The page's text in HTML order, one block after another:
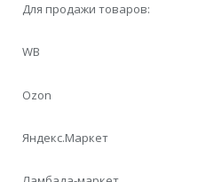
Для продажи товаров:
WB
Ozon
Яндекс.Маркет